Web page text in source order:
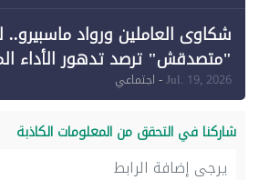
شكاوى العاملين ورواد
"متصدقش" ترصد تدهور الأداء
للإعلام"
Jul. 19, 2026- اجتماعي
شاركنا في التحقق من المعلومات الكاذبة